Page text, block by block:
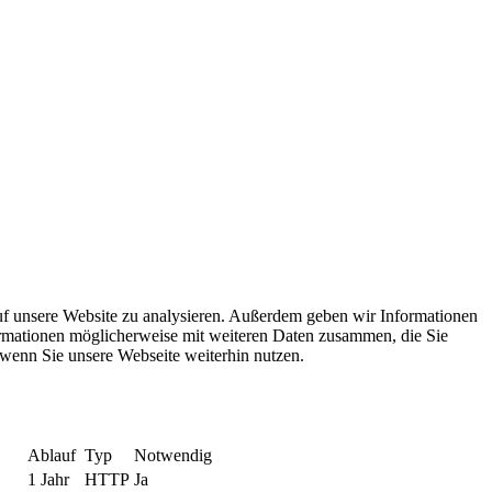
Website zu analysieren. Außerdem geben wir Informationen
möglicherweise mit weiteren Daten zusammen, die Sie
Sie unsere Webseite weiterhin nutzen.
Ablauf Typ
Notwendig
1 Jahr
HTTP Ja